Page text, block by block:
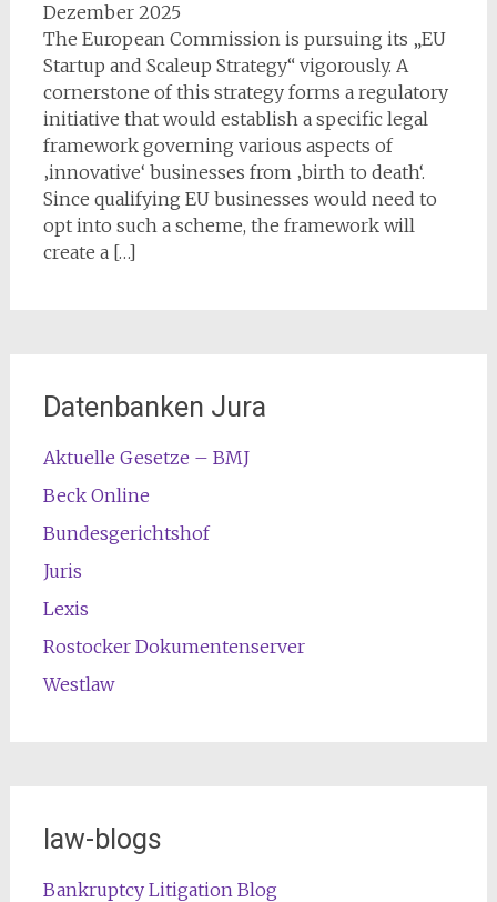
Dezember 2025
The European Commission is pursuing its „EU
Startup and Scaleup Strategy“ vigorously. A
cornerstone of this strategy forms a regulatory
initiative that would establish a specific legal
framework governing various aspects of
‚innovative‘ businesses from ‚birth to death‘.
Since qualifying EU businesses would need to
opt into such a scheme, the framework will
create a […]
Datenbanken Jura
Aktuelle Gesetze – BMJ
Beck Online
Bundesgerichtshof
Juris
Lexis
Rostocker Dokumentenserver
Westlaw
law-blogs
Bankruptcy Litigation Blog